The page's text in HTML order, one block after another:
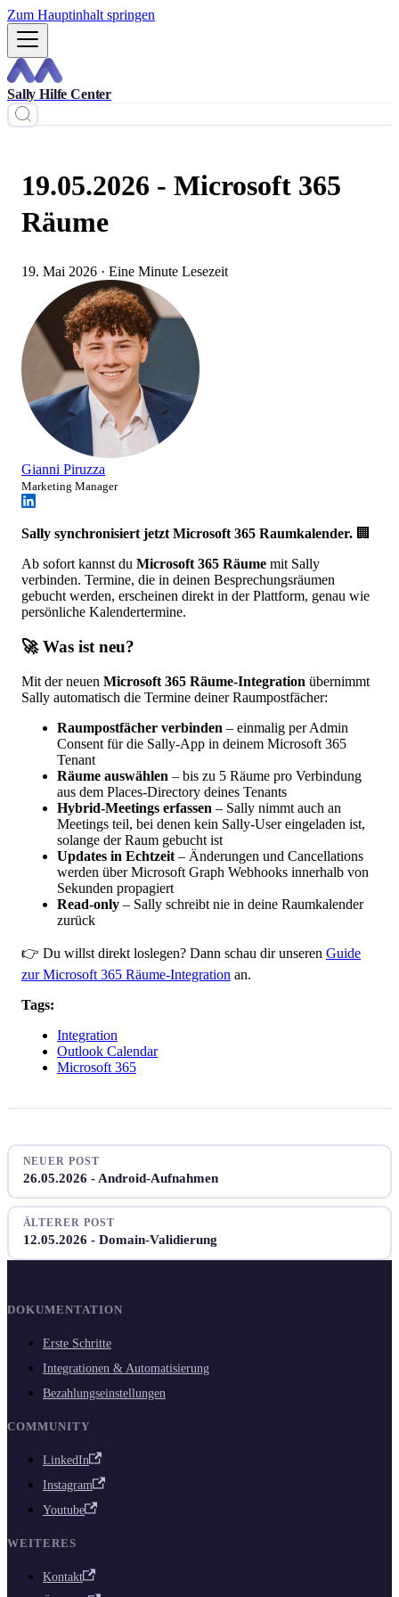
Zum Hauptinhalt springen
Sally Hilfe Center
19.05.2026 - Microsoft 365
Räume
19. Mai 2026 · Eine Minute Lesezeit
Gianni Piruzza
Marketing Manager
Sally synchronisiert jetzt Microsoft 365 Raumkalender. 🏢
Ab sofort kannst du Microsoft 365 Räume mit Sally
verbinden. Termine, die in deinen Besprechungsräumen
gebucht werden, erscheinen direkt in der Plattform, genau wie
persönliche Kalendertermine.
🚀 Was ist neu?
Mit der neuen Microsoft 365 Räume-Integration übernimmt
Sally automatisch die Termine deiner Raumpostfächer:
Raumpostfächer verbinden – einmalig per Admin
Consent für die Sally-App in deinem Microsoft 365
Tenant
Räume auswählen – bis zu 5 Räume pro Verbindung
aus dem Places-Directory deines Tenants
Hybrid-Meetings erfassen – Sally nimmt auch an
Meetings teil, bei denen kein Sally-User eingeladen ist,
solange der Raum gebucht ist
Updates in Echtzeit – Änderungen und Cancellations
werden über Microsoft Graph Webhooks innerhalb von
Sekunden propagiert
Read-only – Sally schreibt nie in deine Raumkalender
zurück
👉 Du willst direkt loslegen? Dann schau dir unseren Guide
zur Microsoft 365 Räume-Integration an.
Tags:
Integration
Outlook Calendar
Microsoft 365
NEUER POST
26.05.2026 - Android-Aufnahmen
ÄLTERER POST
12.05.2026 - Domain-Validierung
DOKUMENTATION
Erste Schritte
Integrationen & Automatisierung
Bezahlungseinstellungen
COMMUNITY
LinkedIn
Instagram
Youtube
WEITERES
Kontakt